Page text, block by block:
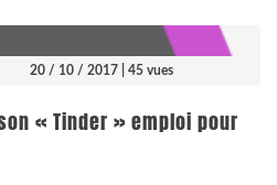
20 / 10 / 2017 | 45 vues
« Tinder » emploi pour